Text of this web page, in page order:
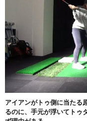
アイアンがトゥ側に当たる
るのに、手元が浮いてトゥ